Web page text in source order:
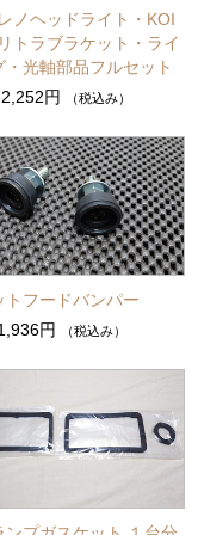
ノヘッドライト・KOI
トラブラケット・ライ
・光軸部品フルセット
円
（税込み）
トフードバンパー
円
（税込み）